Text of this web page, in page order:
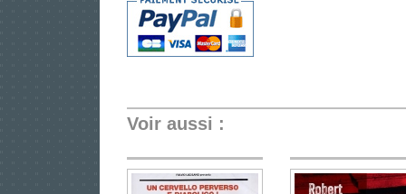
Voir aussi :